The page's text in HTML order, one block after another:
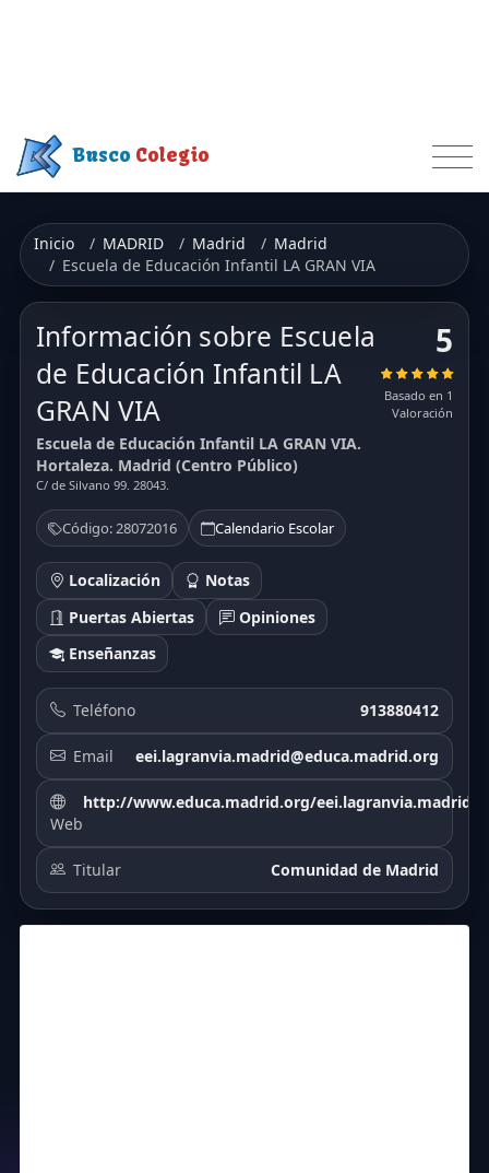
Busco Colegio
Inicio MADRID Madrid
Madrid
Escuela de Educación Infantil LA GRAN VIA
Información sobre Escuela
de Educación Infantil LA
GRAN VIA
Escuela de Educación Infantil LA GRAN VIA.
Hortaleza. Madrid (Centro Público)
C/ de Silvano 99. 28043.
Código: 28072016 Calendario Escolar
Localización
Notas
Puertas Abiertas
Opiniones
Enseñanzas
5
Basado en 1
Valoración
Teléfono 913880412
Email eei.lagranvia.madrid@educa.madrid.org
Web
http://www.educa.madrid.org/eei.lagranvia.madrid
Titular Comunidad de Madrid